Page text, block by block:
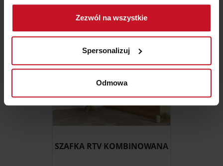
Gromadzić dane dotyczące Twojej lokalizacji
geograficznej z dokładnością nawet do kilku metrów
Identyfikować Twoje urządzenie, aktywnie
(fingerprinting, czyli wirtualny odcisk palca)
Dowiedz się więcej odnośnie tego, jak Twoje osobiste
dane są przetwarzane oraz ustaw własne preferencje w
zmienić lub wycofać swoją zgodę w dowolnej chwili.
Wykorzystujemy pliki cookie do spersonalizowania treści
Zezwól na wszystkie
Spersonalizuj
Odmowa
SZAFKA RTV KOMBINOWANA